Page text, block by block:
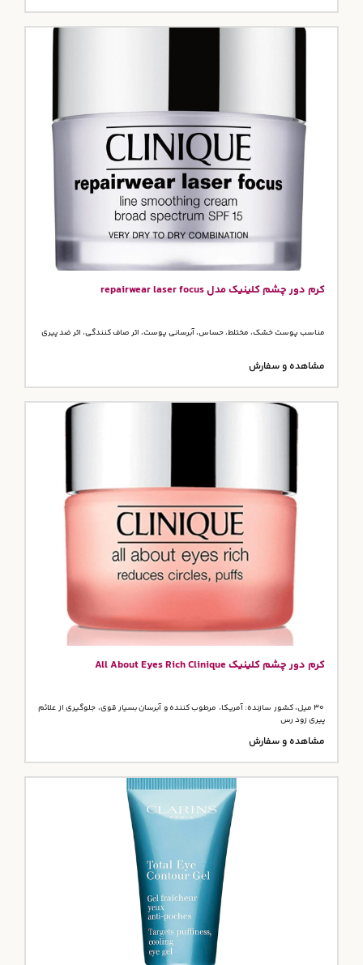
کرم دور چشم کلینیک مدل repairwear laser focus
مناسب پوست خشک، مختلط، حساس، آبرسانی پوست، اثر صاف کنندگی، اثر ضد پیری
مشاهده و سفارش
کرم دور چشم کلینیک All About Eyes Rich Clinique
30 میل، کشور سازنده: آمریکا، مرطوب کننده و آبرسان بسیار قوی، جلوگیری از علائم
پیری زود رس
مشاهده و سفارش